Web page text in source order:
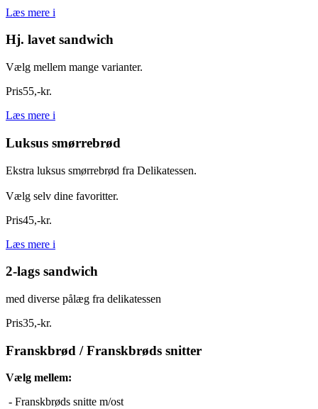
Læs mere i
Hj. lavet sandwich
Vælg mellem mange varianter.
Pris55,-kr.
Læs mere i
Luksus smørrebrød
Ekstra luksus smørrebrød fra Delikatessen.
Vælg selv dine favoritter.
Pris45,-kr.
Læs mere i
2-lags sandwich
med diverse pålæg fra delikatessen
Pris35,-kr.
Franskbrød / Franskbrøds snitter
Vælg mellem:
- Franskbrøds snitte m/ost